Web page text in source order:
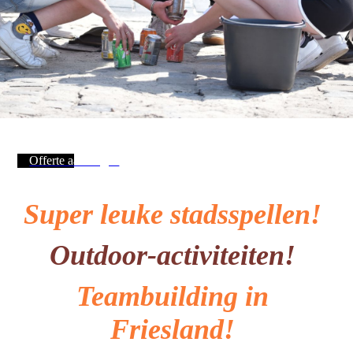
Offerte aanvragen
Super leuke stadsspellen!
Outdoor-activiteiten!
Teambuilding in
Friesland!